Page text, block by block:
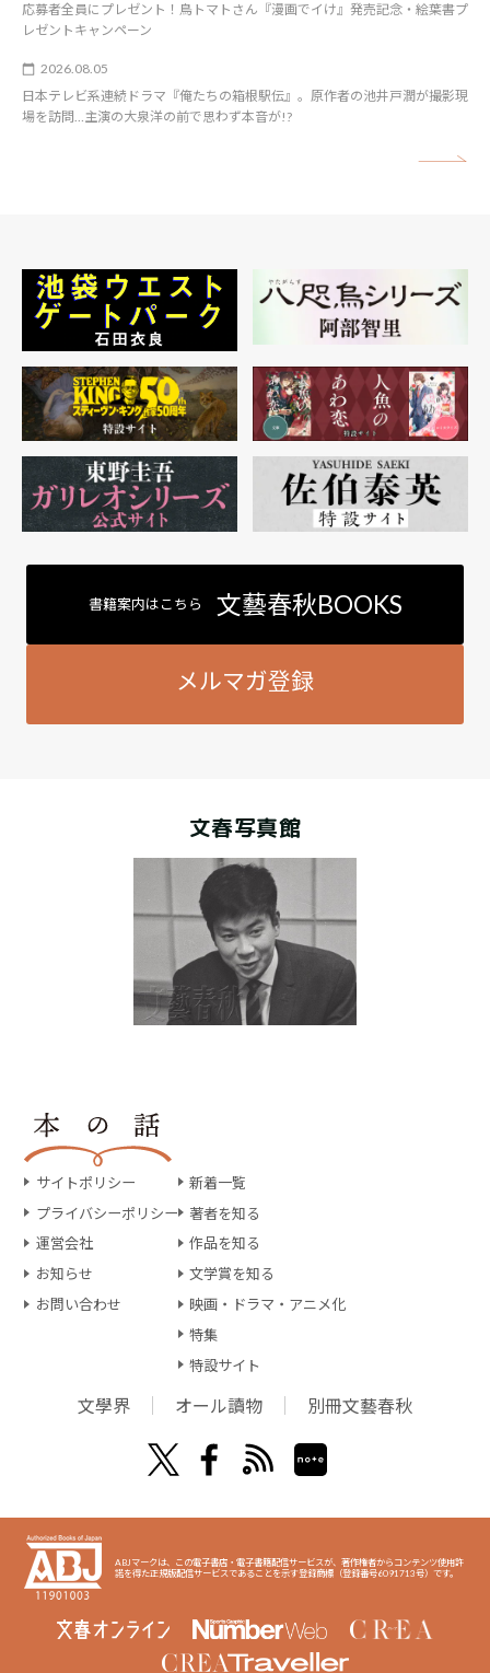
応募者全員にプレゼント！鳥トマトさん『漫画でイけ』発売記念・絵葉書プ
レゼントキャンペーン
2026.08.05
日本テレビ系連続ドラマ『俺たちの箱根駅伝』。原作者の池井戸潤が撮影現
場を訪問…主演の大泉洋の前で思わず本音が!?
書籍案内はこちら 文藝春秋BOOKS
メルマガ登録
文春写真館
サイトポリシー
プライバシーポリシー
運営会社
お知らせ
お問い合わせ
新着一覧
著者を知る
作品を知る
文学賞を知る
映画・ドラマ・アニメ化
特集
特設サイト
文學界 オール讀物 別冊文藝春秋
ABJマークは、この電子書店・電子書籍配信サービスが、著作権者からコンテンツ使用許
諾を得た正規版配信サービスであることを示す登録商標（登録番号6091713号）です。